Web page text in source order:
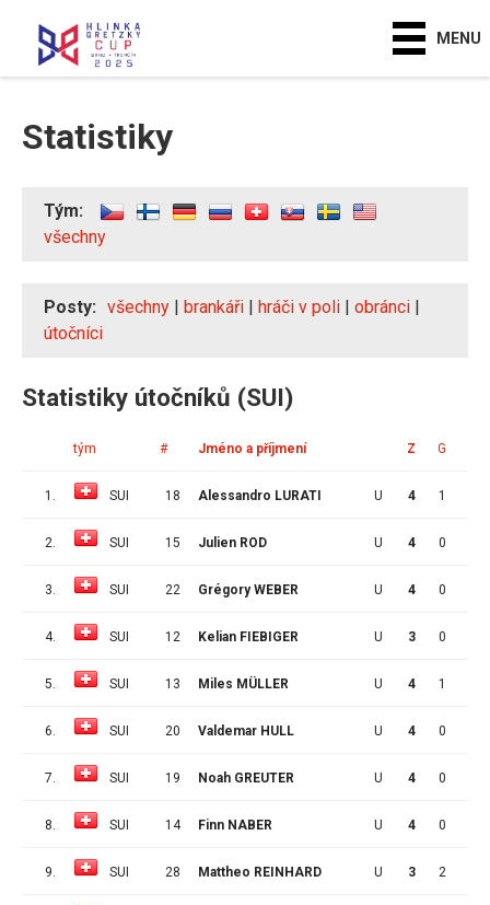
MENU
Statistiky
Tým:
všechny
Posty: všechny | brankáři | hráči v poli | obránci |
útočníci
Statistiky útočníků (SUI)
tým # Jméno a příjmení Z G
1. SUI 18 Alessandro LURATI U 4 1
2. SUI 15 Julien ROD U 4 0
3. SUI 22 Grégory WEBER U 4 0
4. SUI 12 Kelian FIEBIGER U 3 0
5. SUI 13 Miles MÜLLER U 4 1
6. SUI 20 Valdemar HULL U 4 0
7. SUI 19 Noah GREUTER U 4 0
8. SUI 14 Finn NABER U 4 0
9. SUI 28 Mattheo REINHARD U 3 2